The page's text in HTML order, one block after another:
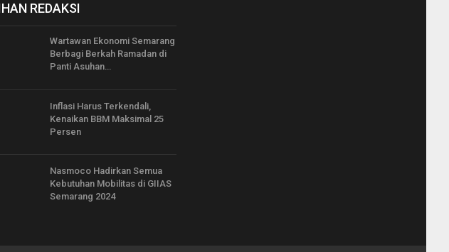
REDAKSI
Wartawan Ekonomi Semarang
Berbagi Berkah Ramadan di
Panti Asuhan…
Inflasi Harus Terkendali,
Kenaikan BBM Maksimal 25
Persen
Nasmoco Hadirkan Semua
Kebutuhan Mobilitas di GIIAS
Semarang 2024